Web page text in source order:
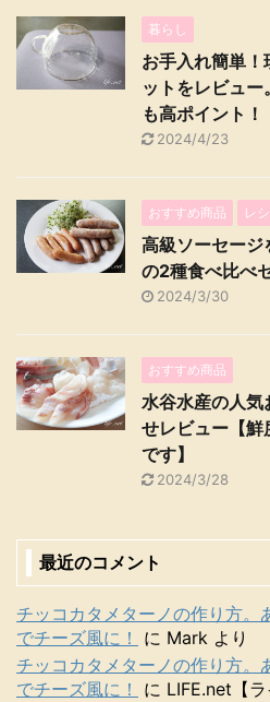
暮らし
お手入れ簡単
ットをレビュ
も高ポイント！
2024/4/23
おすすめ商品 レ
高級ソーセージ
の2種食べ比べ
2024/3/30
おすすめ商品
水谷水産の人気
せレビュー【鮮
です】
2024/3/28
最近のコメント
チッコカタメターノの作り方。
でチーズ風に！
に Mark より
チッコカタメターノの作り方。
でチーズ風に！
に LIFE.net【ラ